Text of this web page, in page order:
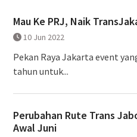
Mau Ke PRJ, Naik
10 Jun 2022
Pekan Raya Jakarta event
tahun untuk...
Perubahan Rute Trans
Awal Juni